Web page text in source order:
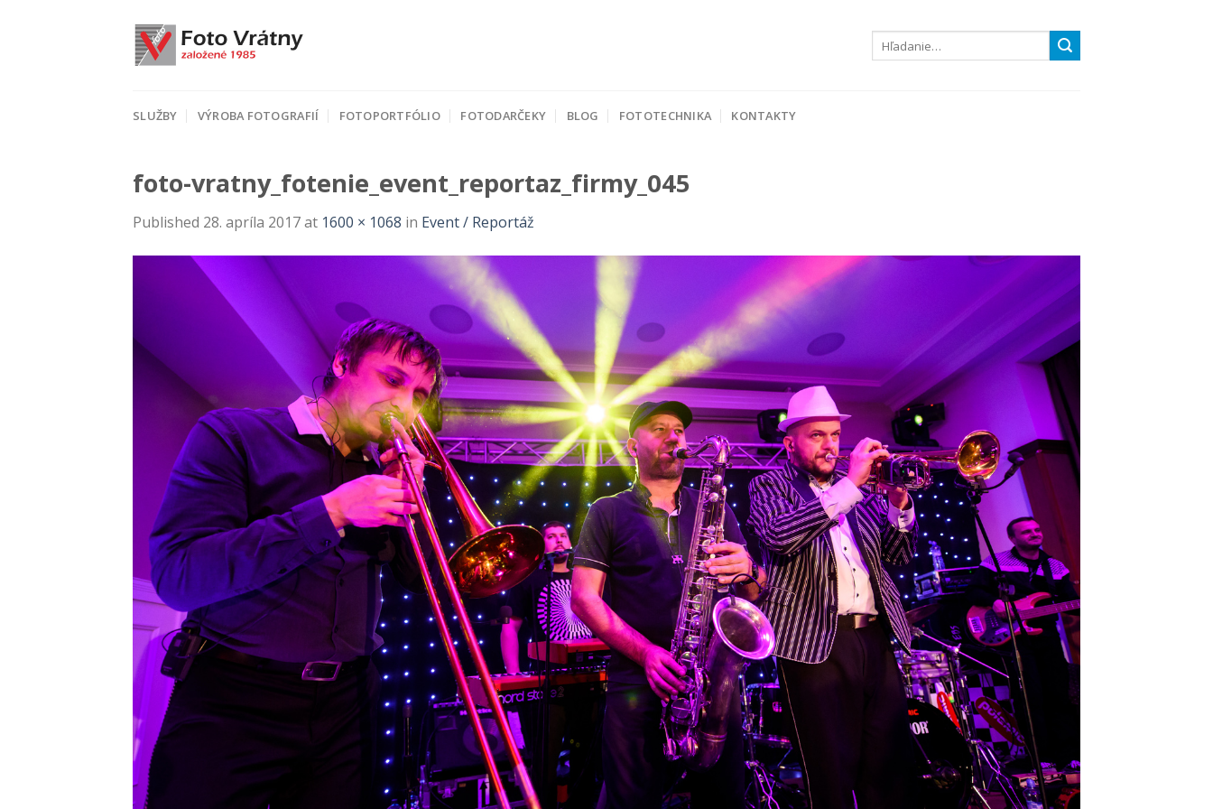
SLUŽBY VÝROBA FOTOGRAFIÍ FOTOPORTFÓLIO FOTODARČEKY BLOG FOTOTECHNIKA KONTAKTY
foto-vratny_fotenie_event_reportaz_firmy_045
Published 28. apríla 2017at 1600 × 1068 in Event / Reportáž